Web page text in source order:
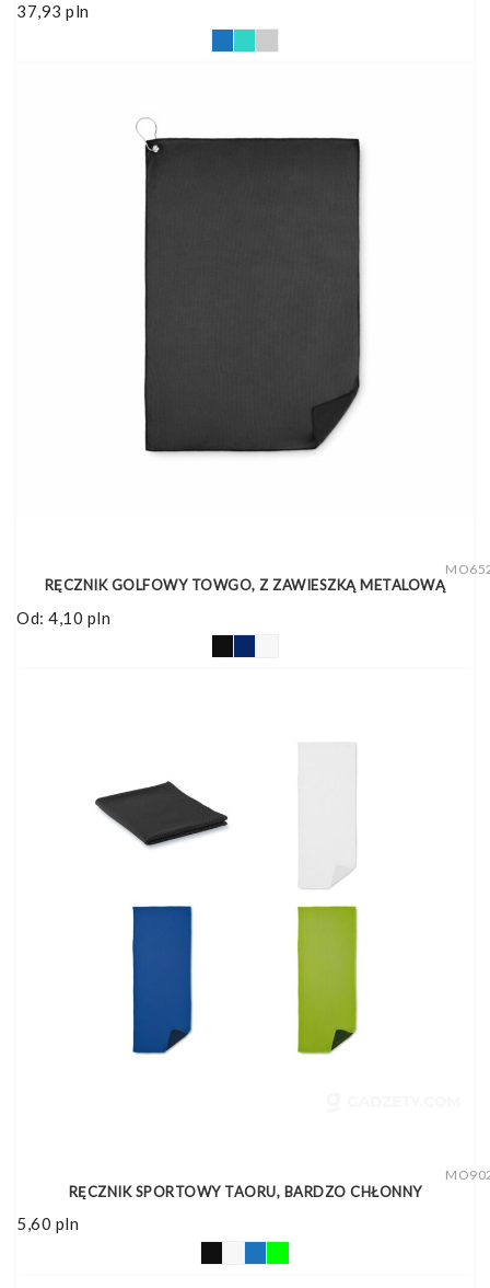
37,93 pln
RĘCZNIK GOLFOWY TOWGO, Z ZAWIESZKĄ METALOWĄ
Od: 4,10 pln
RĘCZNIK SPORTOWY TAORU, BARDZO CHŁONNY
5,60 pln